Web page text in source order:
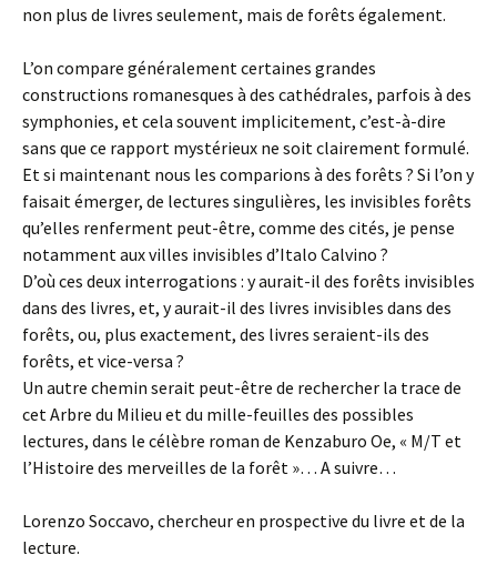
non plus de livres seulement, mais de forêts également.
L’on compare généralement certaines grandes
constructions romanesques à des cathédrales, parfois à des
symphonies, et cela souvent implicitement, c’est-à-dire
sans que ce rapport mystérieux ne soit clairement formulé.
Et si maintenant nous les comparions à des forêts ? Si l’on y
faisait émerger, de lectures singulières, les invisibles forêts
qu’elles renferment peut-être, comme des cités, je pense
notamment aux villes invisibles d’Italo Calvino ?
D’où ces deux interrogations : y aurait-il des forêts invisibles
dans des livres, et, y aurait-il des livres invisibles dans des
forêts, ou, plus exactement, des livres seraient-ils des
forêts, et vice-versa ?
Un autre chemin serait peut-être de rechercher la trace de
cet Arbre du Milieu et du mille-feuilles des possibles
lectures, dans le célèbre roman de Kenzaburo Oe, « M/T et
l’Histoire des merveilles de la forêt »… A suivre…
Lorenzo Soccavo, chercheur en prospective du livre et de la
lecture.